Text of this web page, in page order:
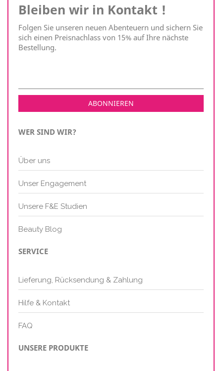
Bleiben wir in Kontakt !
Folgen Sie unseren neuen Abenteuern und sichern Sie
sich einen Preisnachlass von 15% auf Ihre nächste
Bestellung.
WER SIND WIR?
Über uns
Unser Engagement
Unsere F&E Studien
Beauty Blog
SERVICE
Lieferung, Rücksendung & Zahlung
Hilfe & Kontakt
FAQ
UNSERE PRODUKTE